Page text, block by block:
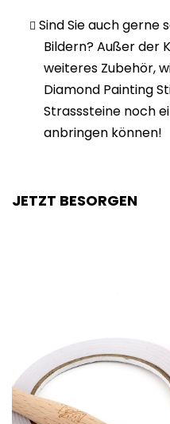
Sind Sie auch
Bildern? Außer der
weiteres Zubehör,
Diamond Painting
Strasssteine noch
anbringen können!
JETZT BESORGEN